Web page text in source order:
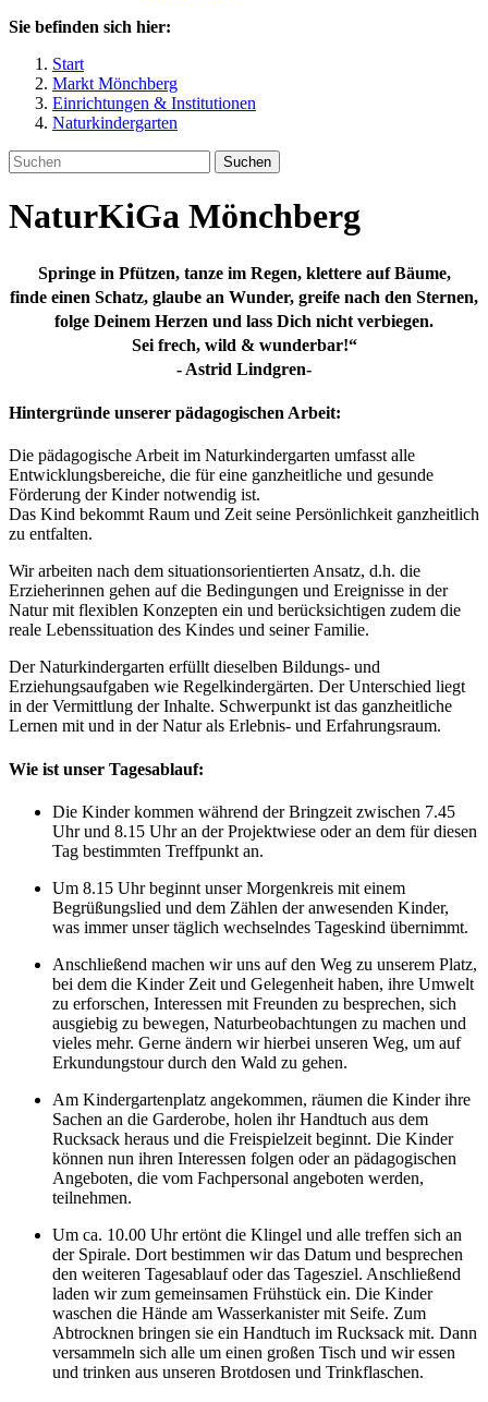
Sie befinden sich hier:
Start
Markt Mönchberg
Einrichtungen & Institutionen
Naturkindergarten
Suchen
NaturKiGa Mönchberg
Springe in Pfützen, tanze im Regen, klettere auf Bäume,
finde einen Schatz, glaube an Wunder, greife nach den Sternen,
folge Deinem Herzen und lass Dich nicht verbiegen.
Sei frech, wild & wunderbar!“
- Astrid Lindgren-
Hintergründe unserer pädagogischen Arbeit:
Die pädagogische Arbeit im Naturkindergarten umfasst alle
Entwicklungsbereiche, die für eine ganzheitliche und gesunde
Förderung der Kinder notwendig ist.
Das Kind bekommt Raum und Zeit seine Persönlichkeit ganzheitlich
zu entfalten.
Wir arbeiten nach dem situationsorientierten Ansatz, d.h. die
Erzieherinnen gehen auf die Bedingungen und Ereignisse in der
Natur mit flexiblen Konzepten ein und berücksichtigen zudem die
reale Lebenssituation des Kindes und seiner Familie.
Der Naturkindergarten erfüllt dieselben Bildungs- und
Erziehungsaufgaben wie Regelkindergärten. Der Unterschied liegt
in der Vermittlung der Inhalte. Schwerpunkt ist das ganzheitliche
Lernen mit und in der Natur als Erlebnis- und Erfahrungsraum.
Wie ist unser Tagesablauf:
Die Kinder kommen während der Bringzeit zwischen 7.45
Uhr und 8.15 Uhr an der Projektwiese oder an dem für diesen
Tag bestimmten Treffpunkt an.
Um 8.15 Uhr beginnt unser Morgenkreis mit einem
Begrüßungslied und dem Zählen der anwesenden Kinder,
was immer unser täglich wechselndes Tageskind übernimmt.
Anschließend machen wir uns auf den Weg zu unserem Platz,
bei dem die Kinder Zeit und Gelegenheit haben, ihre Umwelt
zu erforschen, Interessen mit Freunden zu besprechen, sich
ausgiebig zu bewegen, Naturbeobachtungen zu machen und
vieles mehr. Gerne ändern wir hierbei unseren Weg, um auf
Erkundungstour durch den Wald zu gehen.
Am Kindergartenplatz angekommen, räumen die Kinder ihre
Sachen an die Garderobe, holen ihr Handtuch aus dem
Rucksack heraus und die Freispielzeit beginnt. Die Kinder
können nun ihren Interessen folgen oder an pädagogischen
Angeboten, die vom Fachpersonal angeboten werden,
teilnehmen.
Um ca. 10.00 Uhr ertönt die Klingel und alle treffen sich an
der Spirale. Dort bestimmen wir das Datum und besprechen
den weiteren Tagesablauf oder das Tagesziel. Anschließend
laden wir zum gemeinsamen Frühstück ein. Die Kinder
waschen die Hände am Wasserkanister mit Seife. Zum
Abtrocknen bringen sie ein Handtuch im Rucksack mit. Dann
versammeln sich alle um einen großen Tisch und wir essen
und trinken aus unseren Brotdosen und Trinkflaschen.